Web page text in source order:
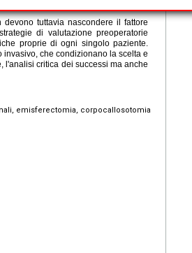
tuttavia nascondere il fattore
di valutazione preoperatorie
proprie di ogni singolo paziente.
che condizionano la scelta e
l'analisi critica dei successi ma anche
emisferectomia, corpocallosotomia